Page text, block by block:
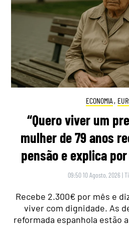
ECONOMIA ,
“Quero viver um
mulher de 79 anos
pensão e explica
09:50 10 Agosto, 2026 |
Recebe 2.300€ por mês e
viver com dignidade. As
reformada espanhola estão